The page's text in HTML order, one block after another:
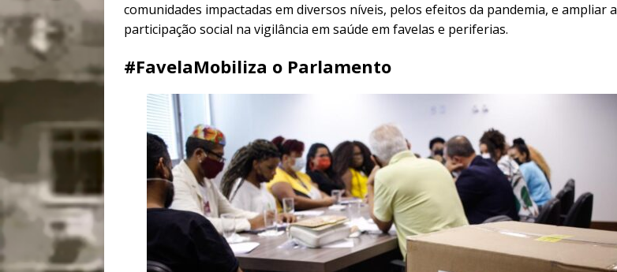
comunidades impactadas em diversos níveis, pelos efeitos da pandemia, e ampliar a
participação social na vigilância em saúde em favelas e periferias.
#FavelaMobiliza o Parlamento